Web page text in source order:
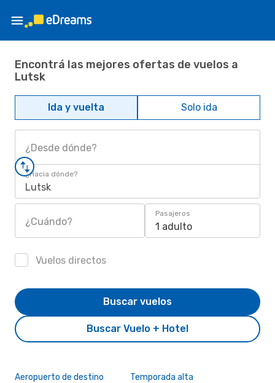
Encontrá las mejores ofertas de vuelos a
Lutsk
Ida y vuelta Solo ida
¿Desde dónde?
¿Hacia dónde?
Lutsk
¿Cuándo?
Pasajeros
1 adulto
Vuelos directos
Buscar Vuelo + Hotel
Buscar vuelos
Aeropuerto de destino Temporada alta